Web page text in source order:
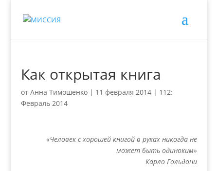
Как открытая книга
от Анна Тимошенко| 11 февраля 2014| 112:
Февраль 2014
«Человек с хорошей книгой в рукахникогда не
может быть одиноким»
Карло Гольдони